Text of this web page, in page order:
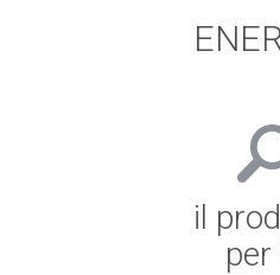
il
per